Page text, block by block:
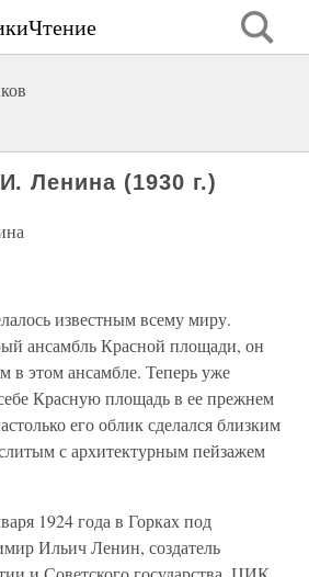
Ленина (1930 г.)
известным всему миру.
ансамбль Красной площади, он
в этом ансамбле. Теперь уже
Красную площадь в ее прежнем
его облик сделался близким
с архитектурным пейзажем
1924 года в Горках под
Ильич Ленин, создатель